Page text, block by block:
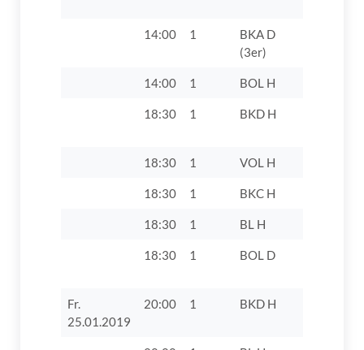
14:00 1
BKA D
(3er)
14:00 1 BOL H
18:30 1 BKD H
18:30 1 VOL H
18:30 1 BKC H
18:30 1 BL H
18:30 1 BOL D
Fr.
25.01.2019
20:00 1 BKD H